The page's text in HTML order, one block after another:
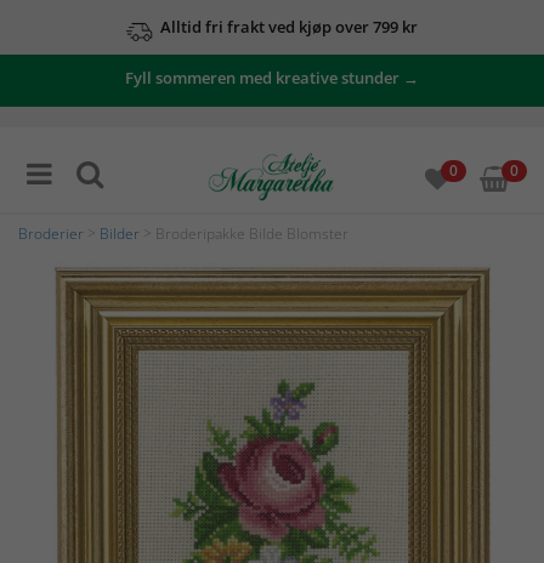
Alltid fri frakt ved kjøp over 799 kr
Fyll sommeren med kreative stunder →
0 0
Broderier Bilder > Broderipakke Bilde Blomster